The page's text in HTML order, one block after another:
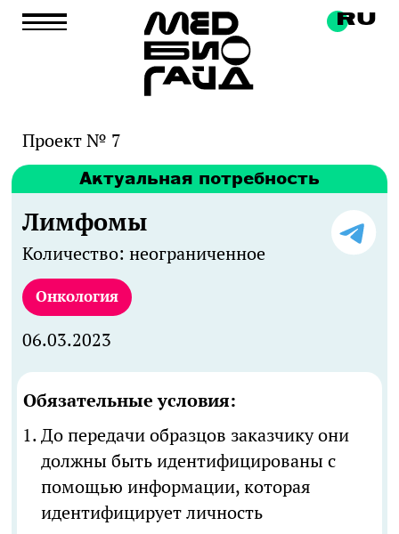
RU
Проект № 7
Актуальная потребность
Лимфомы
Количество: неограниченное
Онкология
06.03.2023
Обязательные условия:
До передачи образцов заказчику они
должны быть идентифицированы с
помощью информации, которая
идентифицирует личность